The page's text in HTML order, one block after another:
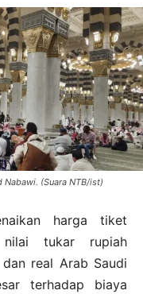
(Suara NTB/ist)
harga tiket
nilai tukar rupiah
real Arab Saudi
terhadap biaya